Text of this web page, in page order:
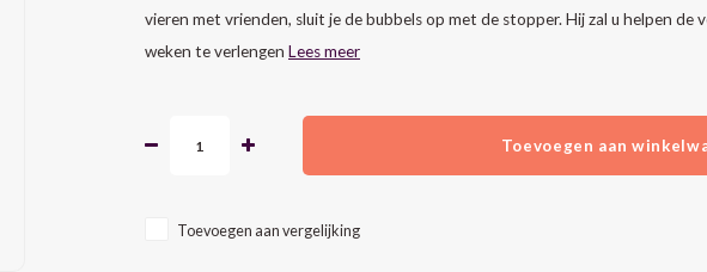
vieren met vrienden, sluit je de bubbels op met de stopper. Hij zal u helpen de
weken te verlengen Lees meer
Toevoegen aan
Toevoegen aan vergelijking